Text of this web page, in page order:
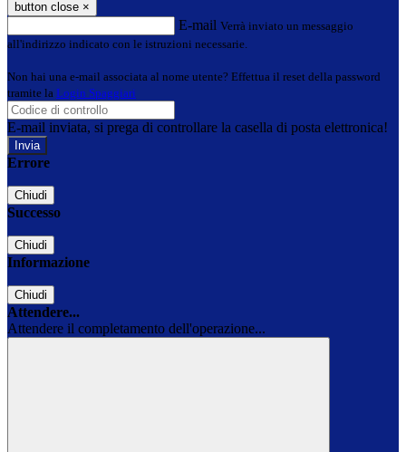
button close ×
E-mail Verrà inviato un messaggio
all'indirizzo indicato con le istruzioni necessarie.
Non hai una e-mail associata al nome utente? Effettua il reset della password
tramite la Login Spaggiari
E-mail inviata, si prega di controllare la casella di posta elettronica!
Errore
Chiudi
Successo
Chiudi
Informazione
Chiudi
Attendere...
Attendere il completamento dell'operazione...